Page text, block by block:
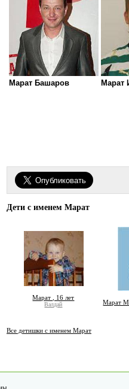
Марат Башаров Марат
Дети с именем Марат
Марат , 16 лет
Валдай Марат
Все детишки с именем Марат